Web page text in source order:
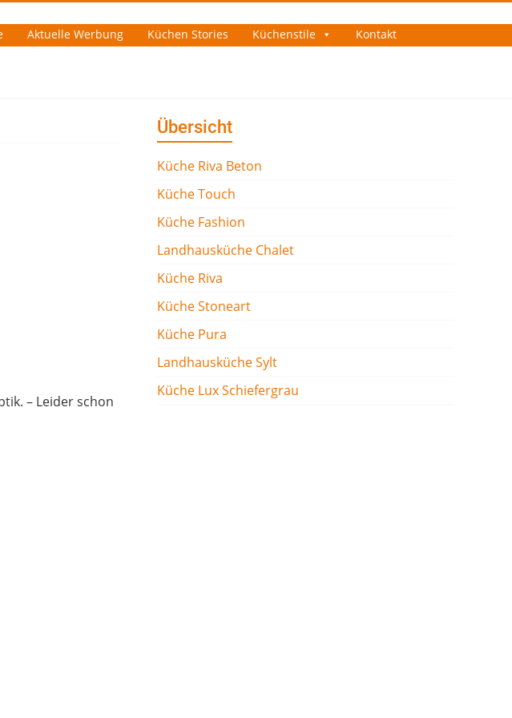
Aktuelle Werbung Küchen Stories Küchenstile Kontakt
– Leider schon
Übersicht
Küche Riva Beton
Küche Touch
Küche Fashion
Landhausküche Chalet
Küche Riva
Küche Stoneart
Küche Pura
Landhausküche Sylt
Küche Lux Schiefergrau